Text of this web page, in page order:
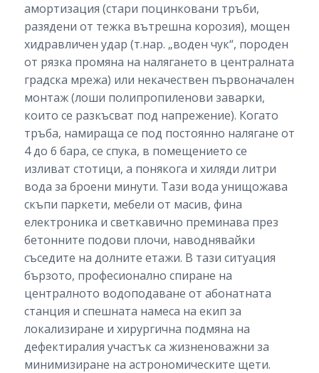
амортизация (стари поцинковани тръби,
разядени от тежка вътрешна корозия), мощен
хидравличен удар (т.нар. „воден чук“, породен
от рязка промяна на налягането в централната
градска мрежа) или некачествен първоначален
монтаж (лоши полипропиленови заварки,
които се разкъсват под напрежение). Когато
тръба, намираща се под постоянно налягане от
4 до 6 бара, се спука, в помещението се
изливат стотици, а понякога и хиляди литри
вода за броени минути. Тази вода унищожава
скъпи паркети, мебели от масив, фина
електроника и светкавично преминава през
бетонните подови плочи, наводнявайки
съседите на долните етажи. В тази ситуация
бързото, професионално спиране на
централното водоподаване от абонатната
станция и спешната намеса на екип за
локализиране и хирургична подмяна на
дефектиралия участък са жизненоважни за
минимизиране на астрономическите щети.